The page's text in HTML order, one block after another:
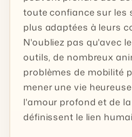
toute confiance sur les
plus adaptées à leurs
N'oubliez pas qu'avec
outils, de nombreux
problèmes de mobilité
mener une vie
l'amour profond et de
définissent le lien